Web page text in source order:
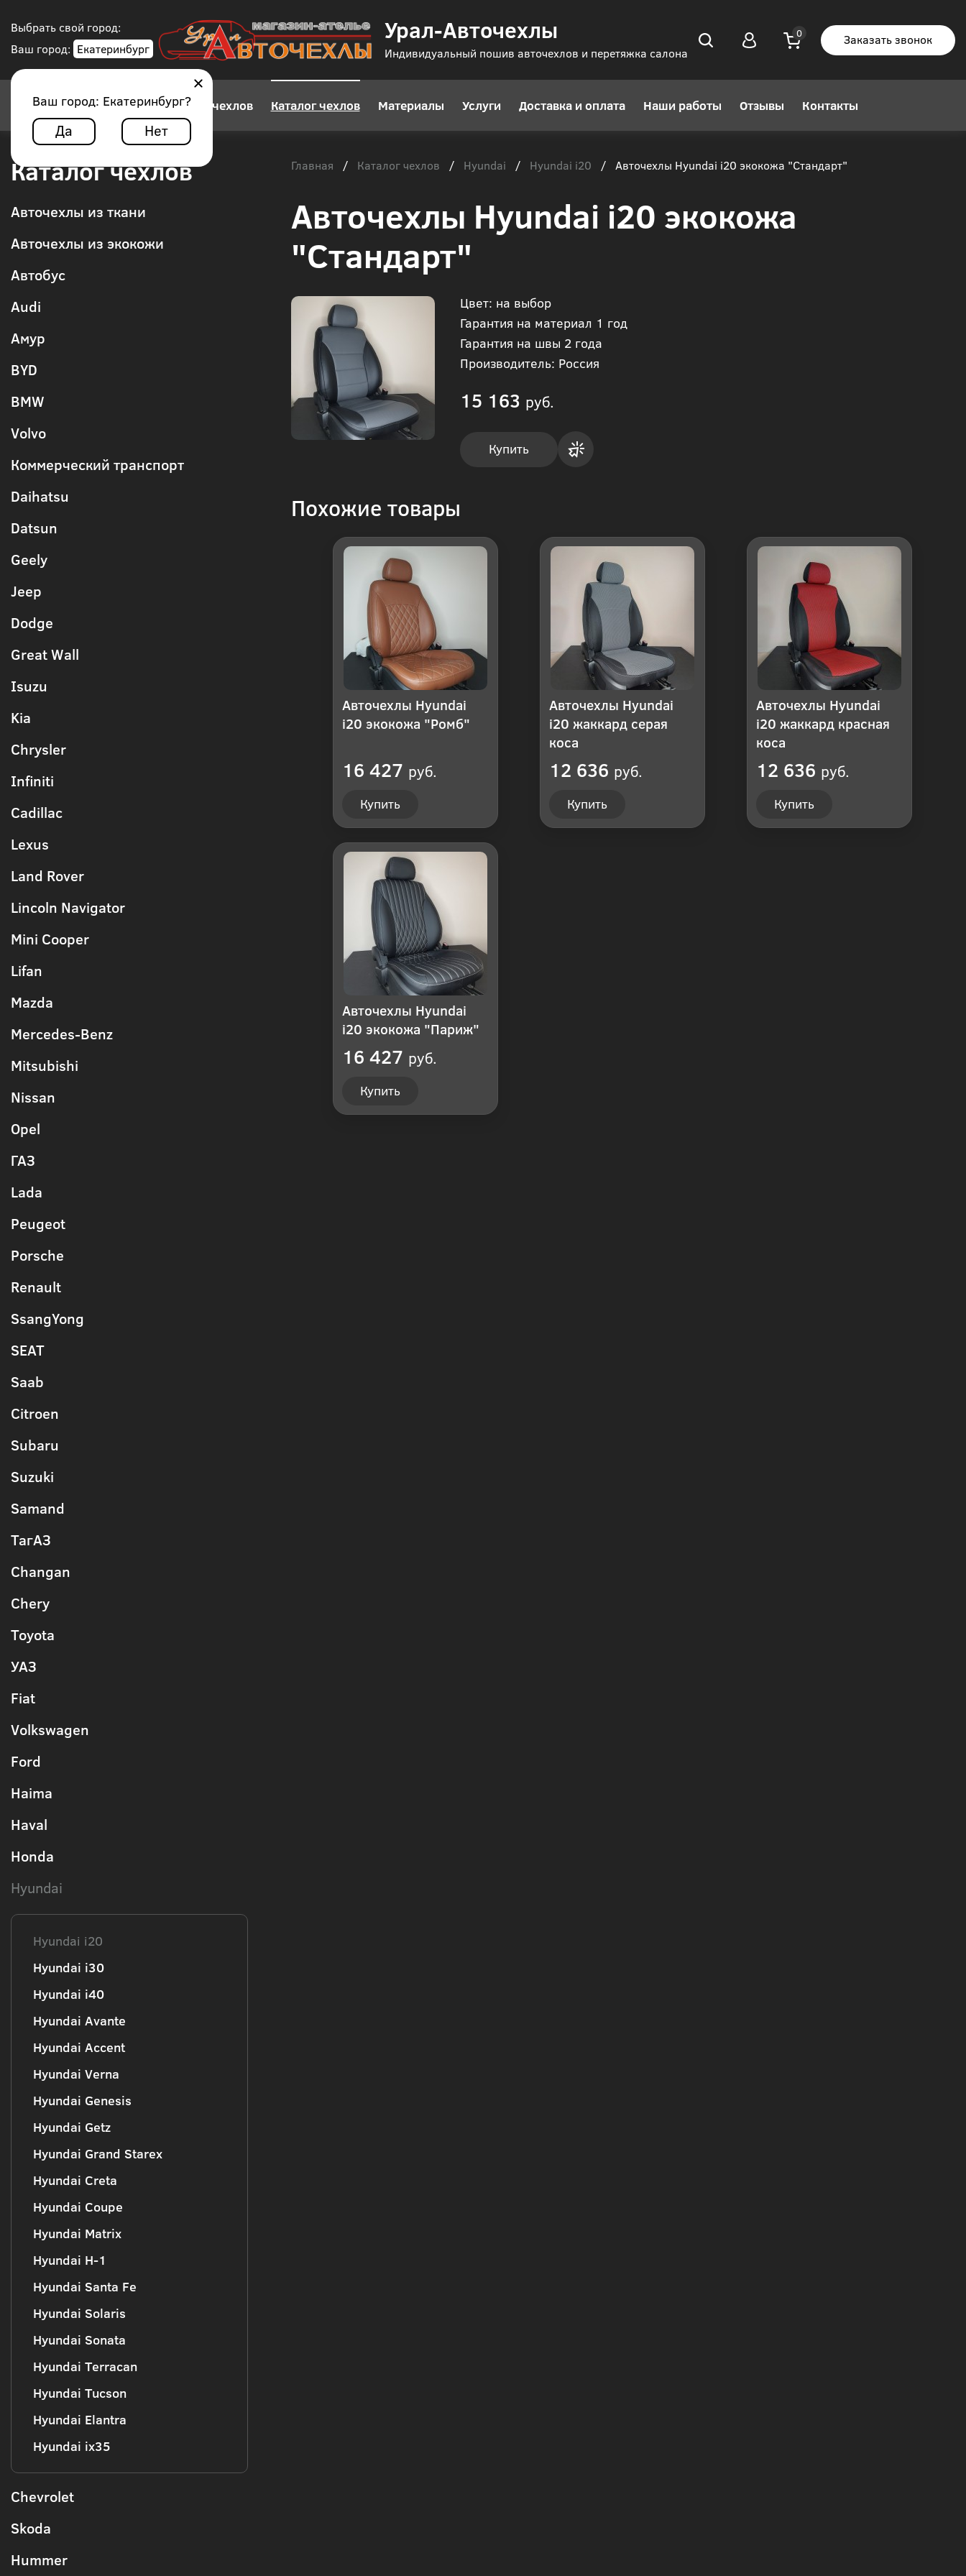
Выбрать свой город:
Ваш город: Екатеринбург
Ваш город: Екатеринбург?
Да Нет
Урал-Авточехлы
Индивидуальный пошив авточехлов и перетяжка салона
Заказать звонок
Конструктор авточехлов Каталог чехлов Материалы Услуги Доставка и оплата Наши работы Отзывы Контакты
Каталог чехлов
Авточехлы из ткани
Авточехлы из экокожи
Автобус
Audi
Амур
BYD
BMW
Volvo
Коммерческий транспорт
Daihatsu
Datsun
Geely
Jeep
Dodge
Great Wall
Isuzu
Kia
Chrysler
Infiniti
Cadillac
Lexus
Land Rover
Lincoln Navigator
Mini Cooper
Lifan
Mazda
Mercedes-Benz
Mitsubishi
Nissan
Opel
ГАЗ
Lada
Peugeot
Porsche
Renault
SsangYong
SEAT
Saab
Citroen
Subaru
Suzuki
Samand
ТагАЗ
Changan
Chery
Toyota
УАЗ
Fiat
Volkswagen
Ford
Haima
Haval
Honda
Hyundai
Hyundai i20
Hyundai i30
Hyundai i40
Hyundai Avante
Hyundai Accent
Hyundai Verna
Hyundai Genesis
Hyundai Getz
Hyundai Grand Starex
Hyundai Creta
Hyundai Coupe
Hyundai Matrix
Hyundai H-1
Hyundai Santa Fe
Hyundai Solaris
Hyundai Sonata
Hyundai Terracan
Hyundai Tucson
Hyundai Elantra
Hyundai ix35
Chevrolet
Skoda
Hummer
Главная / Каталог чехлов / Hyundai / Hyundai i20 / Авточехлы Hyundai i20 экокожа "Стандарт"
Авточехлы Hyundai i20 экокожа
"Стандарт"
Цвет: на выбор
Гарантия на материал 1 год
Гарантия на швы 2 года
Производитель: Россия
15 163 руб.
Купить
Похожие товары
Авточехлы Hyundai
i20 экокожа "Ромб"
16 427 руб.
Купить
Авточехлы Hyundai
i20 жаккард серая
коса
12 636 руб.
Купить
Авточехлы Hyundai
i20 жаккард красная
коса
12 636 руб.
Купить
Авточехлы Hyundai
i20 экокожа "Париж"
16 427 руб.
Купить